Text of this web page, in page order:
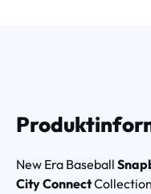
New Era Baseball
City Connect